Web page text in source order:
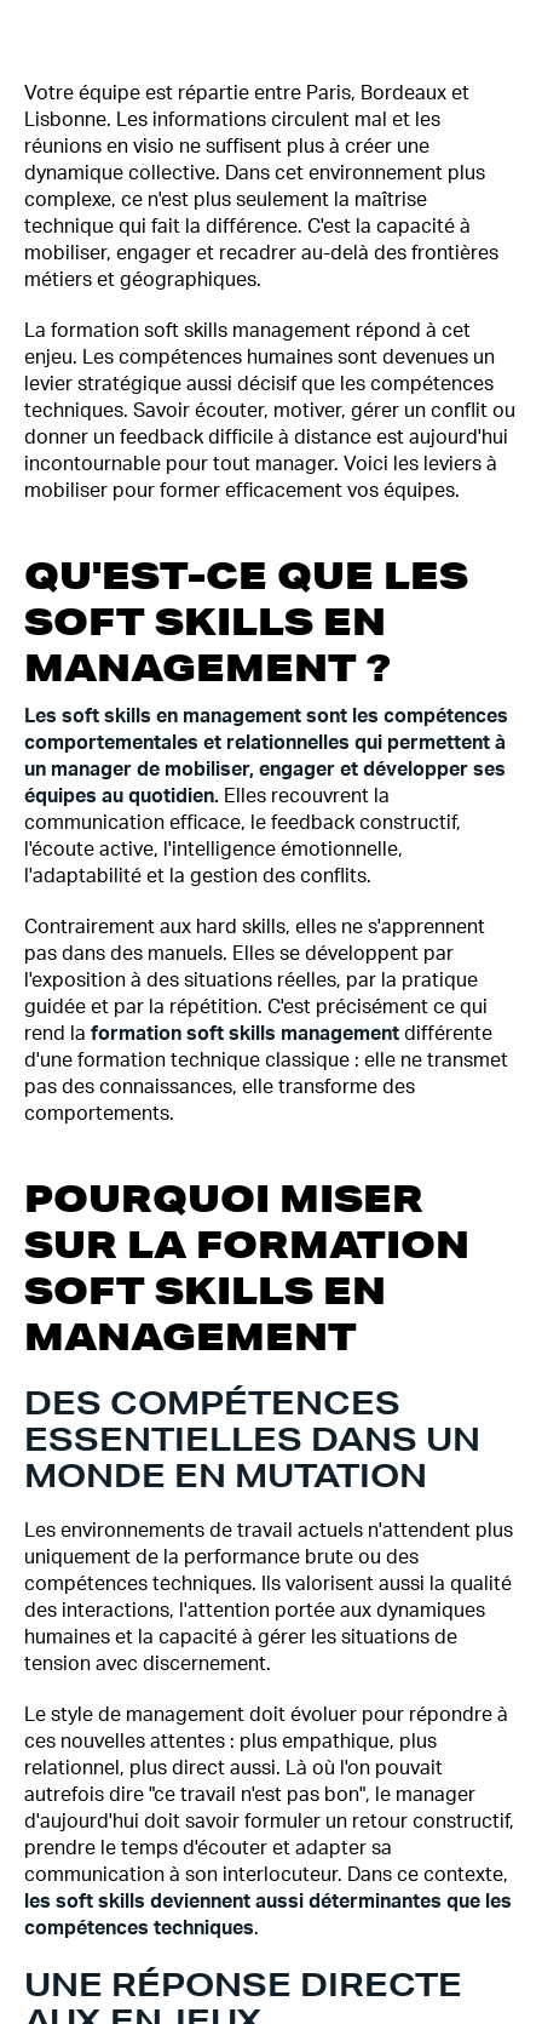
Votre équipe est répartie entre Paris, Bordeaux et
Lisbonne. Les informations circulent mal et les
réunions en visio ne suffisent plus à créer une
dynamique collective. Dans cet environnement plus
complexe, ce n'est plus seulement la maîtrise
technique qui fait la différence. C'est la capacité à
mobiliser, engager et recadrer au-delà des frontières
métiers et géographiques.
La formation soft skills management répond à cet
enjeu. Les compétences humaines sont devenues un
levier stratégique aussi décisif que les compétences
techniques. Savoir écouter, motiver, gérer un conflit ou
donner un feedback difficile à distance est aujourd'hui
incontournable pour tout manager. Voici les leviers à
mobiliser pour former efficacement vos équipes.
QU'EST-CE QUE LES
SOFT SKILLS EN
MANAGEMENT ?
Les soft skills en management sont les compétences
comportementales et relationnelles qui permettent à
un manager de mobiliser, engager et développer ses
équipes au quotidien. Elles recouvrent la
communication efficace, le feedback constructif,
l'écoute active, l'intelligence émotionnelle,
l'adaptabilité et la gestion des conflits.
Contrairement aux hard skills, elles ne s'apprennent
pas dans des manuels. Elles se développent par
l'exposition à des situations réelles, par la pratique
guidée et par la répétition. C'est précisément ce qui
rend la formation soft skills management différente
d'une formation technique classique : elle ne transmet
pas des connaissances, elle transforme des
comportements.
POURQUOI MISER
SUR LA FORMATION
SOFT SKILLS EN
MANAGEMENT
DES COMPÉTENCES
ESSENTIELLES DANS UN
MONDE EN MUTATION
Les environnements de travail actuels n'attendent plus
uniquement de la performance brute ou des
compétences techniques. Ils valorisent aussi la qualité
des interactions, l'attention portée aux dynamiques
humaines et la capacité à gérer les situations de
tension avec discernement.
Le style de management doit évoluer pour répondre à
ces nouvelles attentes : plus empathique, plus
relationnel, plus direct aussi. Là où l'on pouvait
autrefois dire "ce travail n'est pas bon", le manager
d'aujourd'hui doit savoir formuler un retour constructif,
prendre le temps d'écouter et adapter sa
communication à son interlocuteur. Dans ce contexte,
les soft skills deviennent aussi déterminantes que les
compétences techniques.
UNE RÉPONSE DIRECTE